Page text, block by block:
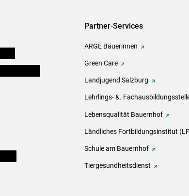
Partner-Services
ARGE Bäuerinnen
Green Care
Landjugend Salzburg
Lehrlings- &.
Lebensqualität Bauernhof
Ländliches Fortbildungsinstitut
Schule am Bauernhof
Tiergesundheitsdienst